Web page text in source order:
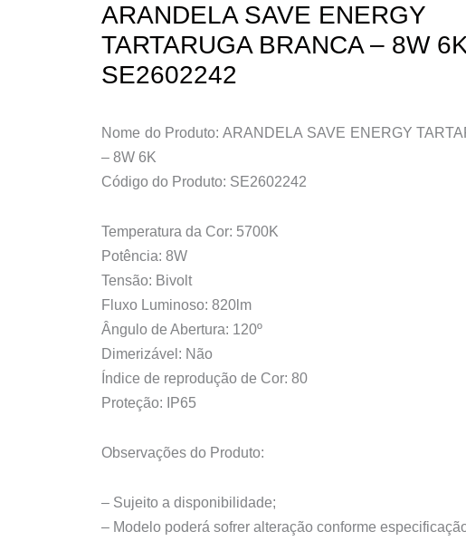
ARANDELA SAVE ENERGY
TARTARUGA BRANCA – 8W
SE2602242
Nome do Produto: ARANDELA SAVE ENERGY
– 8W 6K
Código do Produto: SE2602242
Temperatura da Cor: 5700K
Potência: 8W
Tensão: Bivolt
Fluxo Luminoso: 820lm
Ângulo de Abertura: 120º
Dimerizável: Não
Índice de reprodução de Cor: 80
Proteção: IP65
Observações do Produto:
– Sujeito a disponibilidade;
– Modelo poderá sofrer alteração conforme